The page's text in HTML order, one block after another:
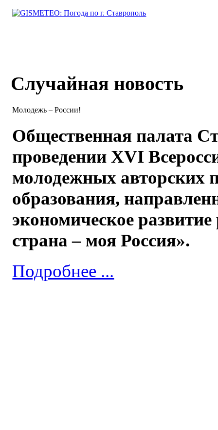
Случайная новость
Молодежь – России!
Общественная палата
проведении XVI
молодежных авторских
образования,
экономическое
страна – моя Россия».
Подробнее ...